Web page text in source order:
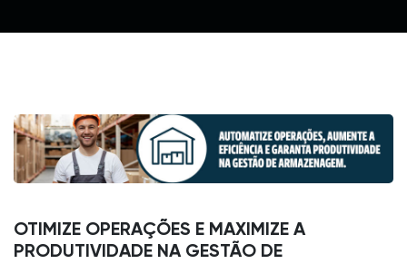
OTIMIZE OPERAÇÕES E MAXIMIZE A
PRODUTIVIDADE NA GESTÃO DE